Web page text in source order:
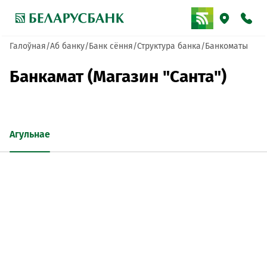
Галоўная Аб банку Банк сёння Структура банка Банкоматы
Банкамат (Магазин "Санта")
Агульнае